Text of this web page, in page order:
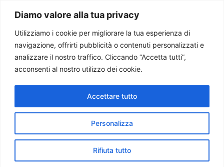
Diamo valore alla tua privacy
Utilizziamo i cookie per migliorare la tua esperienza di
navigazione, offrirti pubblicità o contenuti personalizzati e
analizzare il nostro traffico. Cliccando “Accetta tutti”,
acconsenti al nostro utilizzo dei cookie.
Personalizza
Rifiuta tutto
Accettare tutto
Paolo Ondarza
Giovanni Paolo II: credere
con forza nella pace.
Intervista con Attilio
Tamburrini, Acs